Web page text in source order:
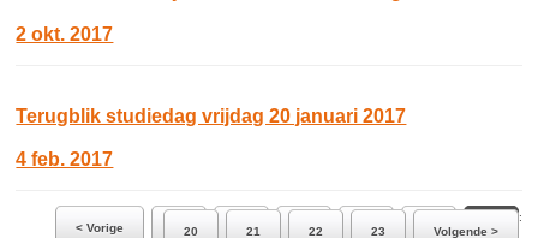
2 okt. 2017
Terugblik studiedag vrijdag 20 januari 2017
4 feb. 2017
Ga naar pagina:
< Vorige
14 15 16 17 18 19
20 21 22 23 Volgende >